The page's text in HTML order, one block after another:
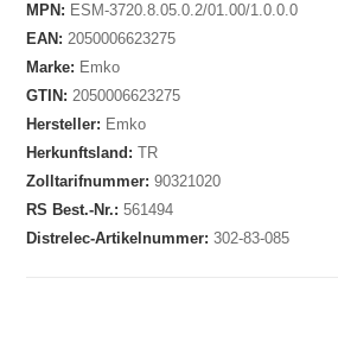
MPN: ESM-3720.8.05.0.2/01.00/1.0.0.0
EAN:2050006623275
Marke: Emko
GTIN:2050006623275
Hersteller: Emko
Herkunftsland:TR
Zolltarifnummer:90321020
RS Best.-Nr.:561494
Distrelec-Artikelnummer:302-83-085